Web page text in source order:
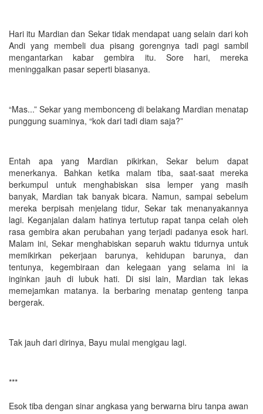
Hari itu Mardian dan Sekar tidak mendapat uang selain dari koh
Andi yang membeli dua pisang gorengnya tadi pagi sambil
mengantarkan kabar gembira itu. Sore hari, mereka
meninggalkan pasar seperti biasanya.
“Mas...” Sekar yang membonceng di belakang Mardian menatap
punggung suaminya, “kok dari tadi diam saja?”
Entah apa yang Mardian pikirkan, Sekar belum dapat
menerkanya. Bahkan ketika malam tiba, saat-saat mereka
berkumpul untuk menghabiskan sisa lemper yang masih
banyak, Mardian tak banyak bicara. Namun, sampai sebelum
mereka berpisah menjelang tidur, Sekar tak menanyakannya
lagi. Keganjalan dalam hatinya tertutup rapat tanpa celah oleh
rasa gembira akan perubahan yang terjadi padanya esok hari.
Malam ini, Sekar menghabiskan separuh waktu tidurnya untuk
memikirkan pekerjaan barunya, kehidupan barunya, dan
tentunya, kegembiraan dan kelegaan yang selama ini ia
inginkan jauh di lubuk hati. Di sisi lain, Mardian tak lekas
memejamkan matanya. Ia berbaring menatap genteng tanpa
bergerak.
Tak jauh dari dirinya, Bayu mulai mengigau lagi.
***
Esok tiba dengan sinar angkasa yang berwarna biru tanpa awan